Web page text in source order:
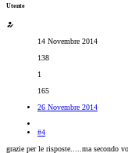
Utente
14 Novembre 2014
138
1
165
26 Novembre 2014
#4
grazie per le risposte.....ma secondo